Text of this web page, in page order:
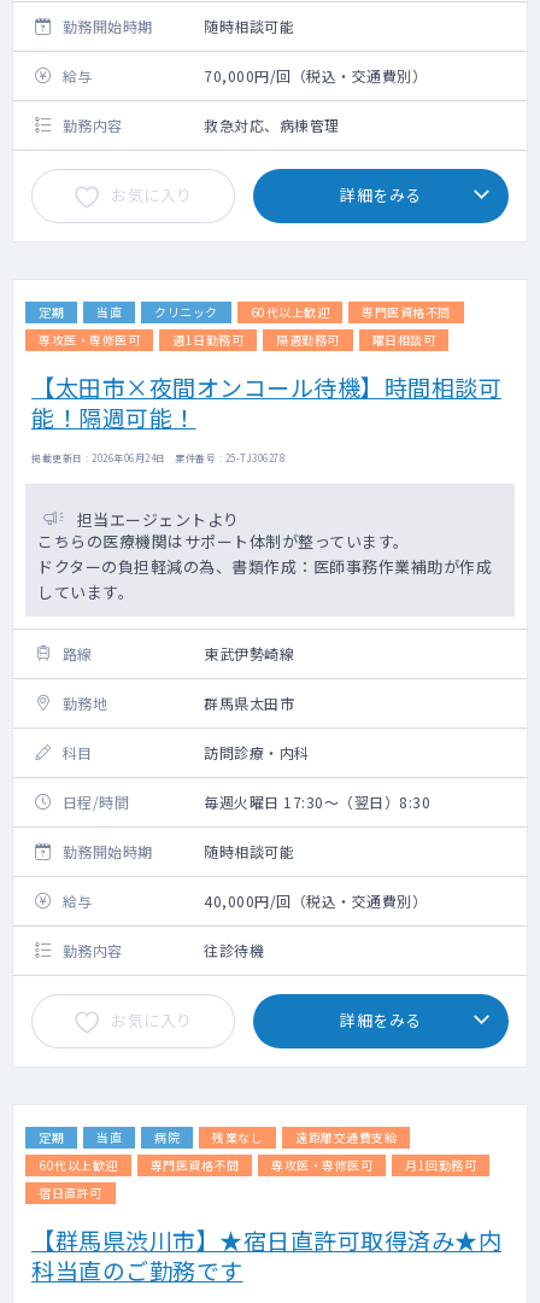
勤務開始時期 随時相談可能
給与 70,000円/回（税込・交通費別）
勤務内容 救急対応、病棟管理
お気に入り 詳細をみる
定期 当直 クリニック 60代以上歓迎
専門医資格不問
専攻医・専修医可
週1日勤務可 隔週勤務可 曜日相談可
【太田市×夜間オンコール待機】時間相談可
能！隔週可能！
掲載更新日 : 2026年06月24日 案件番号 : 25-TJ306278
担当エージェントより
こちらの医療機関はサポート体制が整っています。
ドクターの負担軽減の為、書類作成：医師事務作業補助が作成
しています。
路線 東武伊勢崎線
勤務地 群馬県太田市
科目 訪問診療・内科
日程/時間 毎週火曜日 17:30～（翌日）8:30
勤務開始時期 随時相談可能
給与 40,000円/回（税込・交通費別）
勤務内容 往診待機
お気に入り 詳細をみる
定期 当直 病院 残業なし
遠距離交通費支給
60代以上歓迎
専門医資格不問 専攻医・専修医可
月1回勤務可
宿日直許可
【群馬県渋川市】★宿日直許可取得済み★内
科当直のご勤務です